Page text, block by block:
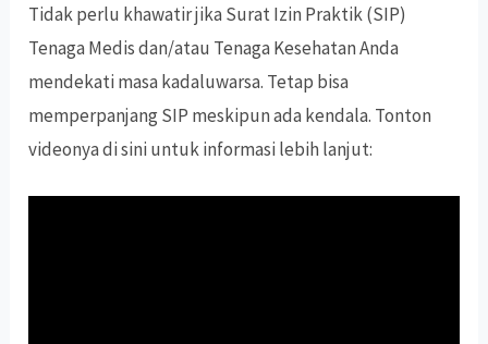
Tidak perlu khawatir jika Surat Izin Praktik (SIP)
Tenaga Medis dan/atau Tenaga Kesehatan Anda
mendekati masa kadaluwarsa. Tetap bisa
memperpanjang SIP meskipun ada kendala. Tonton
videonya di sini untuk informasi lebih lanjut: